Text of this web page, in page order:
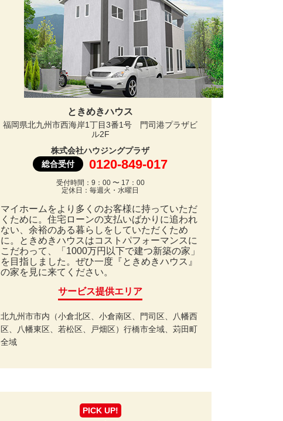
ときめきハウス
福岡県北九州市西海岸1丁目3番1号 門司港プラザビ
ル2F
株式会社ハウジングプラザ
総合受付
0120-849-017
受付時間：9：00 〜 17：00
定休日：毎週火・水曜日
マイホームをより多くのお客様に持っていただ
くために。住宅ローンの支払いばかりに追われ
ない、余裕のある暮らしをしていただくため
に。ときめきハウスはコストパフォーマンスに
こだわって、「1000万円以下で建つ新築の家」
を目指しました。ぜひ一度『ときめきハウス』
の家を見に来てください。
サービス提供エリア
北九州市市内（小倉北区、小倉南区、門司区、八幡西
区、八幡東区、若松区、戸畑区）行橋市全域、苅田町
全域
PICK UP!